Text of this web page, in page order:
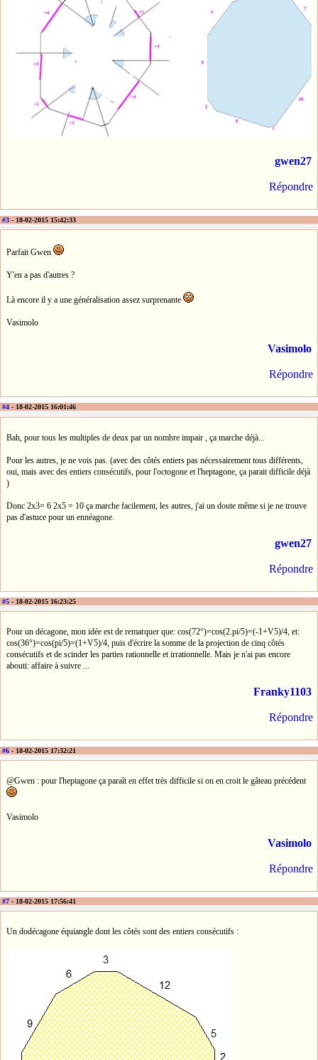
gwen27
Répondre
#3 - 18-02-2015 15:42:33
Parfait Gwen
Y'en a pas d'autres ?
Là encore il y a une généralisation assez surprenante
Vasimolo
Vasimolo
Répondre
#4 - 18-02-2015 16:01:46
Bah, pour tous les multiples de deux par un nombre impair , ça marche déjà...
Pour les autres, je ne vois pas. (avec des côtés entiers pas nécessairement tous différents,
oui, mais avec des entiers consécutifs, pour l'octogone et l'heptagone, ça parait difficile déjà
)
Donc 2x3= 6 2x5 = 10 ça marche facilement, les autres, j'ai un doute même si je ne trouve
pas d'astuce pour un ennéagone.
gwen27
Répondre
#5 - 18-02-2015 16:23:25
Pour un décagone, mon idée est de remarquer que: cos(72°)=cos(2.pi/5)=(-1+V5)/4, et:
cos(36°)=cos(pi/5)=(1+V5)/4, puis d'écrire la somme de la projection de cinq côtés
consécutifs et de scinder les parties rationnelle et irrationnelle. Mais je n'ai pas encore
abouti: affaire à suivre ...
Franky1103
Répondre
#6 - 18-02-2015 17:32:21
@Gwen : pour l'heptagone ça paraît en effet très difficile si on en croit le gâteau précédent
Vasimolo
Vasimolo
Répondre
#7 - 18-02-2015 17:56:41
Un dodécagone équiangle dont les côtés sont des entiers consécutifs :